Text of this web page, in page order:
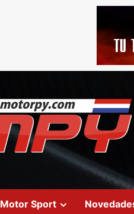
Motor Sport